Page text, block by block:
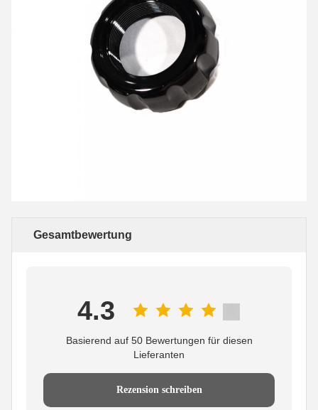
Gesamtbewertung
4.3
Basierend auf 50 Bewertungen für diesen
Lieferanten
Rezension schreiben